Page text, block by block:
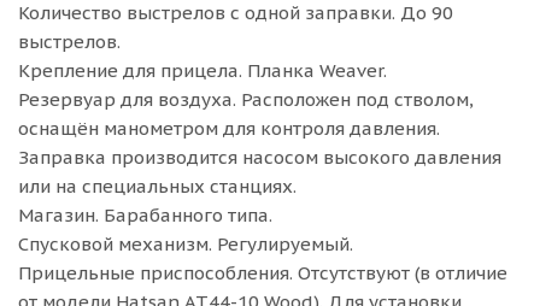
Количество выстрелов с одной заправки. До 90
выстрелов.
Крепление для прицела. Планка Weaver.
Резервуар для воздуха. Расположен под стволом,
оснащён манометром для контроля давления.
Заправка производится насосом высокого давления
или на специальных станциях.
Магазин. Барабанного типа.
Спусковой механизм. Регулируемый.
Прицельные приспособления. Отсутствуют (в отличие